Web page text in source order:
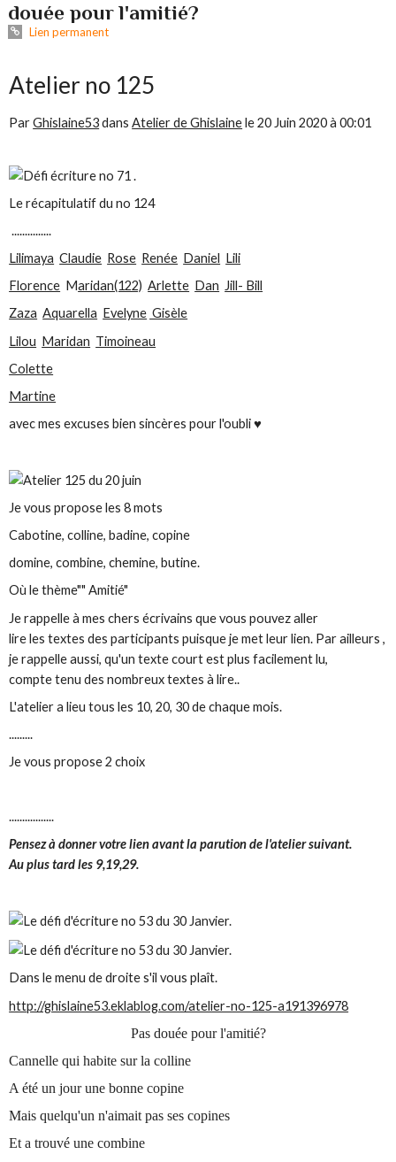
douée pour l'amitié?
Lien permanent
Atelier no 125
ParGhislaine53dansAtelier de Ghislainele20 Juin 2020 à 00:01
Le récapitulatif du no 124
...............
Lilimaya Claudie Rose Renée Daniel Lili
Florence Maridan(122) Arlette Dan Jill- Bill
Zaza Aquarella Evelyne Gisèle
Lilou Maridan Timoineau
Colette
Martine
avec mes excuses bien sincères pour l'oubli ♥
Je vous propose les 8 mots
Cabotine, colline, badine, copine
domine, combine, chemine, butine.
Où le thème"" Amitié"
Je rappelle à mes chers écrivains que vous pouvez aller
lire les textes des participants puisque je met leur lien. Par ailleurs ,
je rappelle aussi, qu'un texte court est plus facilement lu,
compte tenu des nombreux textes à lire..
L'atelier a lieu tous les 10, 20, 30 de chaque mois.
.........
Je vous propose 2 choix
.................
Pensez à donner votre lien avant la parution de l'atelier suivant.
Au plus tard les 9,19,29.
Dans le menu de droite s'il vous plaît.
http://ghislaine53.eklablog.com/atelier-no-125-a191396978
Pas douée pour l'amitié?
Cannelle qui habite sur la colline
A été un jour une bonne copine
Mais quelqu'un n'aimait pas ses copines
Et a trouvé une combine